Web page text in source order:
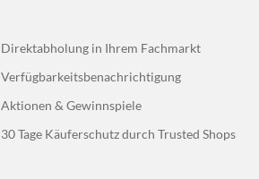
Direktabholung in Ihrem Fachmarkt
Verfügbarkeitsbenachrichtigung
Aktionen & Gewinnspiele
30 Tage Käuferschutz durch Trusted Shops